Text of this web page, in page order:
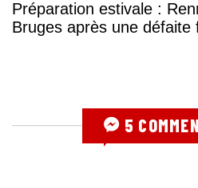
Préparation estivale :
Bruges après une défaite
5